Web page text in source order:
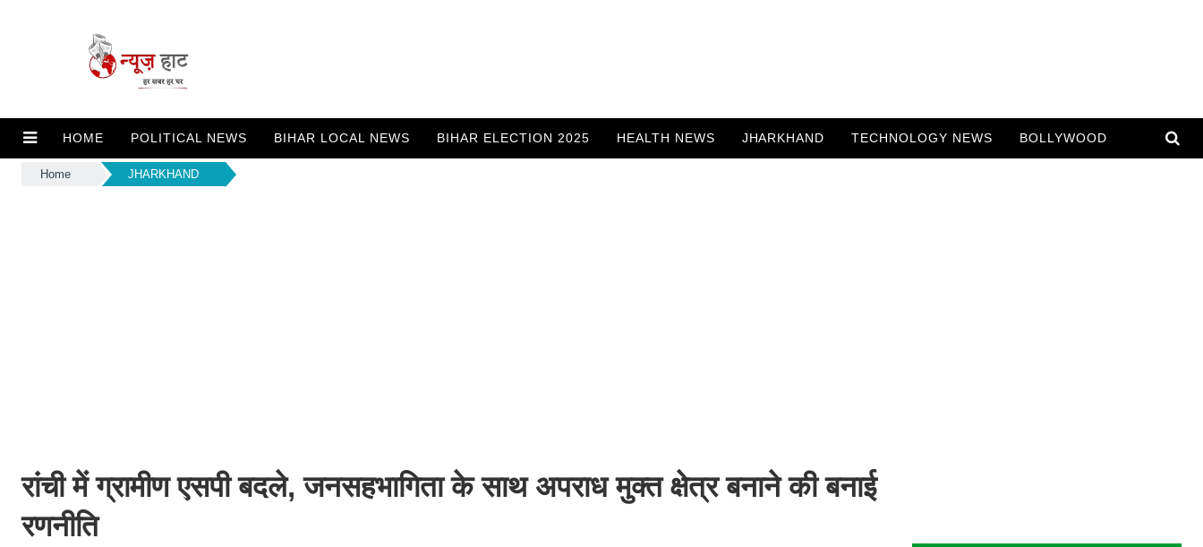
HOME POLITICAL NEWS BIHAR LOCAL NEWS BIHAR ELECTION 2025 HEALTH NEWS JHARKHAND TECHNOLOGY NEWS BOLLYWOOD
Home JHARKHAND
रांची में ग्रामीण एसपी बदले, जनसहभागिता के साथ अपराध मुक्त क्षेत्र बनाने की बनाई
रणनीति